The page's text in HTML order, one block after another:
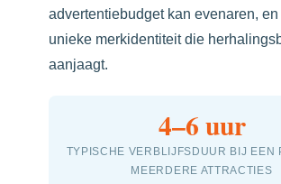
advertentiebudget kan evenaren,
unieke merkidentiteit die
aanjaagt.
4–6 uur
TYPISCHE VERBLIJFSDUUR BIJ EEN
MEERDERE ATTRACTIES